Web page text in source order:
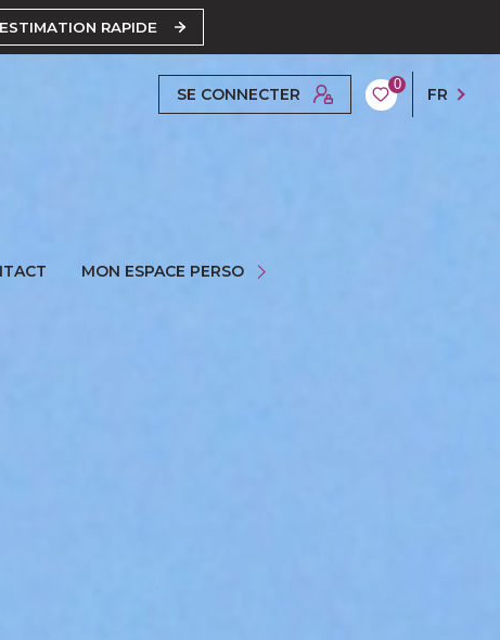
RAPIDE
SE CONNECTER
0
FR
MON ESPACE PERSO